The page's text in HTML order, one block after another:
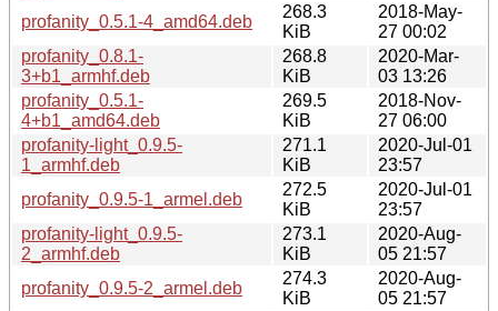
profanity_0.5.1-4_amd64.deb
268.3
KiB
2018-May-
27 00:02
profanity_0.8.1-
3+b1_armhf.deb
268.8
KiB
2020-Mar-
03 13:26
profanity_0.5.1-
4+b1_amd64.deb
269.5
KiB
2018-Nov-
27 06:00
profanity-light_0.9.5-
1_armhf.deb
271.1
KiB
2020-Jul-01
23:57
profanity_0.9.5-1_armel.deb
272.5
KiB
2020-Jul-01
23:57
profanity-light_0.9.5-
2_armhf.deb
273.1
KiB
2020-Aug-
05 21:57
profanity_0.9.5-2_armel.deb
274.3
KiB
2020-Aug-
05 21:57